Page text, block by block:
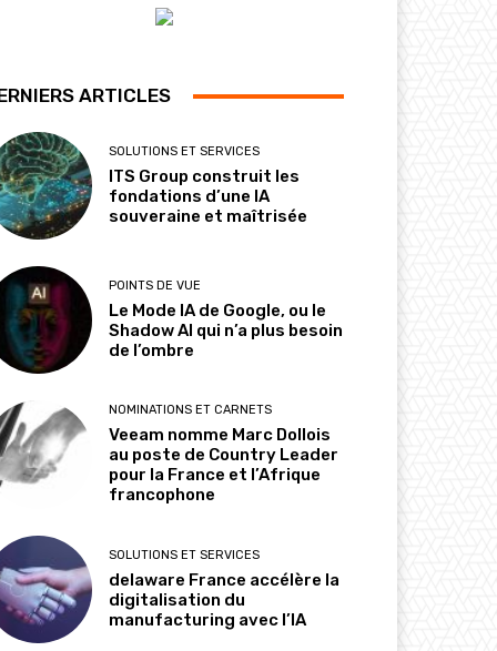
ARTICLES
SOLUTIONS ET SERVICES
ITS Group construit les
fondations d’une IA
souveraine et maîtrisée
POINTS DE VUE
Le Mode IA de Google, ou le
Shadow AI qui n’a plus besoin
de l’ombre
NOMINATIONS ET CARNETS
Veeam nomme Marc Dollois
au poste de Country Leader
pour la France et l’Afrique
francophone
SOLUTIONS ET SERVICES
delaware France accélère la
digitalisation du
manufacturing avec l’IA